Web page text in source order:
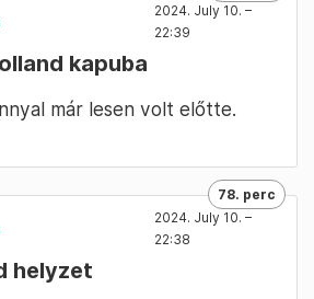
2024. July 10. –
22:39
kapuba
már lesen volt előtte.
78. perc
2024. July 10. –
22:38
helyzet